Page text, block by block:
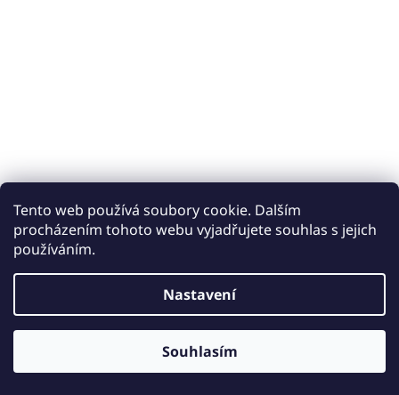
Tento web používá soubory cookie. Dalším
procházením tohoto webu vyjadřujete souhlas s jejich
používáním.
Nastavení
Souhlasím
Copyright 2026Keramické obklady a dlažby iobklady.cz.
Všechna práva vyhrazena. Upravit nastavení cookies